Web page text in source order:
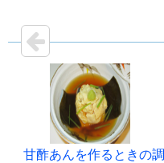
甘酢あんを作るときの調